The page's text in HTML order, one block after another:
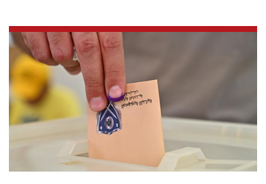
محليات
نداء القرّاء
خاص الموقع